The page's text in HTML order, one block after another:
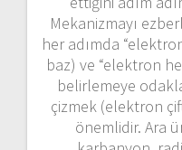
Mekanizmayı
her adımda
baz) ve “elektron
belirlemeye
çizmek (elektron
önemlidir. Ara